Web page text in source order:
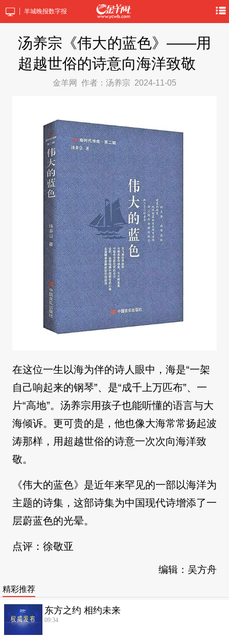
羊城晚报数字报
汤养宗《伟大的蓝色》——用
超越世俗的诗意向海洋致敬
金羊网 作者：汤养宗 2024-11-05
在这位一生以海为伴的诗人眼中，海是“一架
自己响起来的钢琴”、是“成千上万匹布”、一
片“高地”。汤养宗用孩子也能听懂的语言与大
海倾诉。更可贵的是，他也像大海常常扬起波
涛那样，用超越世俗的诗意一次次向海洋致
敬。
《伟大的蓝色》是近年来罕见的一部以海洋为
主题的诗集，这部诗集为中国现代诗增添了一
层蔚蓝色的光晕。
点评：徐敬亚
编辑：吴方舟
精彩推荐